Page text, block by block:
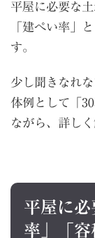
平屋に必要な
「建ぺい率」
す。
少し聞きなれ
体例として「
ながら、詳し
平屋に
率」「